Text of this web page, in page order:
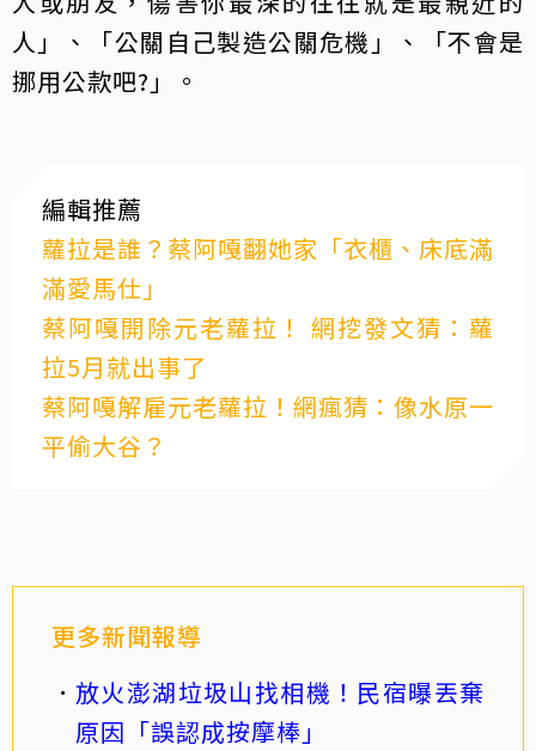
人」、「公關自己製造公關危機」、「不會是
挪用公款吧?」。
編輯推薦
蘿拉是誰？蔡阿嘎翻她家「衣櫃、床底滿
滿愛馬仕」
蔡阿嘎開除元老蘿拉！ 網挖發文猜：蘿
拉5月就出事了
蔡阿嘎解雇元老蘿拉！網瘋猜：像水原一
平偷大谷？
更多新聞報導
放火澎湖垃圾山找相機！民宿曝丟棄
原因「誤認成按摩棒」